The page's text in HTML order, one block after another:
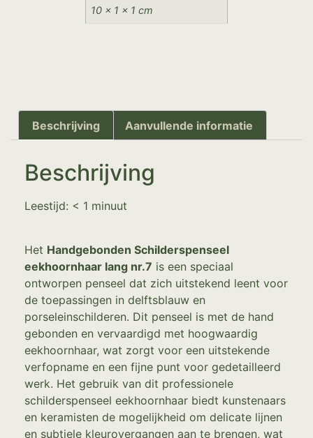
10 × 1 × 1 cm
Beschrijving Aanvullende informatie
Beschrijving
Leestijd: < 1 minuut
Het Handgebonden Schilderspenseel
eekhoornhaar lang nr.7 is een speciaal
ontworpen penseel dat zich uitstekend leent voor
de toepassingen in delftsblauw en
porseleinschilderen. Dit penseel is met de hand
gebonden en vervaardigd met hoogwaardig
eekhoornhaar, wat zorgt voor een uitstekende
verfopname en een fijne punt voor gedetailleerd
werk. Het gebruik van dit professionele
schilderspenseel eekhoornhaar biedt kunstenaars
en keramisten de mogelijkheid om delicate lijnen
en subtiele kleurovergangen aan te brengen, wat